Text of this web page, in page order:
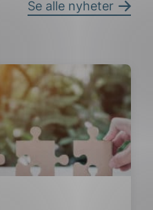
Se alle nyheter